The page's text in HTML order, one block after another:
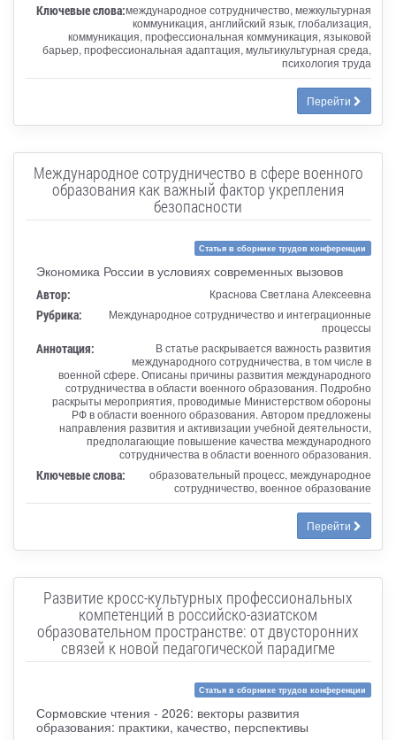
Ключевые слова:международное сотрудничество, межкультурная
коммуникация, английский язык, глобализация,
коммуникация, профессиональная коммуникация, языковой
барьер, профессиональная адаптация, мультикультурная среда,
психология труда
Перейти
Международное сотрудничество в сфере военного
образования как важный фактор укрепления
безопасности
Статья в сборнике трудов конференции
Экономика России в условиях современных вызовов
Автор: Краснова Светлана Алексеевна
Рубрика:
Международное сотрудничество и интеграционные
процессы
Аннотация:
В статье раскрывается важность развития
международного сотрудничества, в том числе в
военной сфере. Описаны причины развития международного
сотрудничества в области военного образования. Подробно
раскрыты мероприятия, проводимые Министерством обороны
РФ в области военного образования. Автором предложены
направления развития и активизации учебной деятельности,
предполагающие повышение качества международного
сотрудничества в области военного образования.
Ключевые слова:
образовательный процесс, международное
сотрудничество, военное образование
Перейти
Развитие кросс-культурных профессиональных
компетенций в российско-азиатском
образовательном пространстве: от двусторонних
связей к новой педагогической парадигме
Статья в сборнике трудов конференции
Сормовские чтения - 2026: векторы развития
образования: практики, качество, перспективы